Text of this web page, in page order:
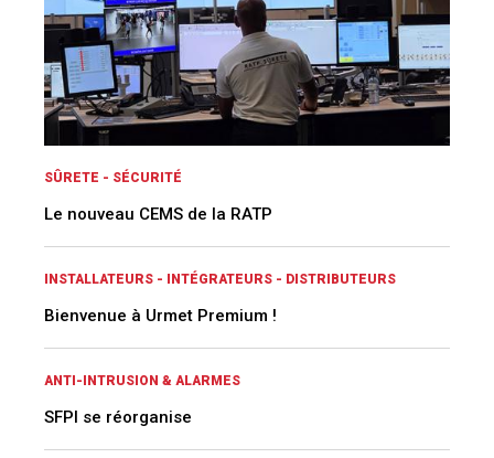
SÛRETE - SÉCURITÉ
Le nouveau CEMS de la RATP
INSTALLATEURS - INTÉGRATEURS - DISTRIBUTEURS
Bienvenue à Urmet Premium !
ANTI-INTRUSION & ALARMES
SFPI se réorganise